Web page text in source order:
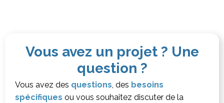
Vous avez un projet ? Une
question ?
Vous avez des questions, des besoins
spécifiques ou vous souhaitez discuter de la